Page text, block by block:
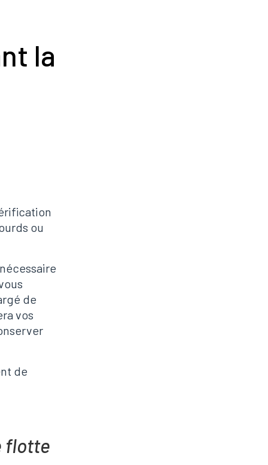
la
ou
de
vos
de
flotte